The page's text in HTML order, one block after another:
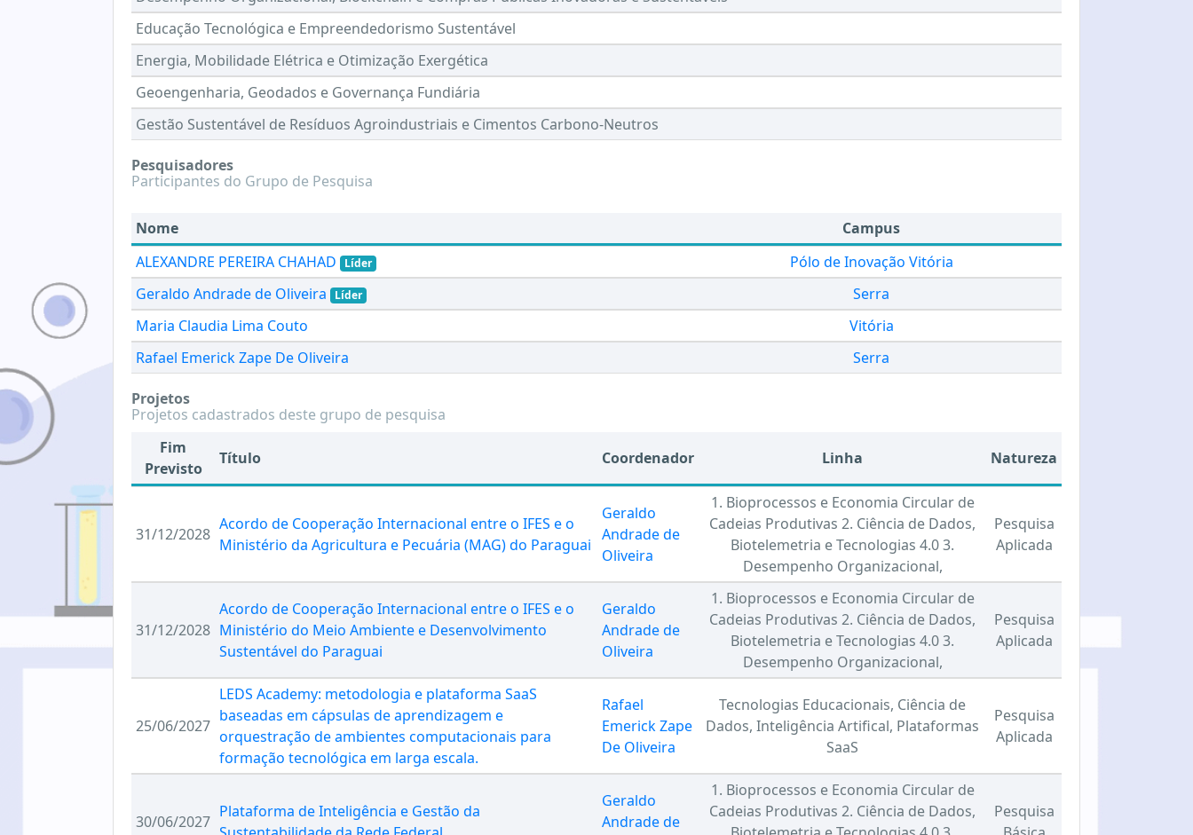
Educação Tecnológica e Empreendedorismo Sustentável
Energia, Mobilidade Elétrica e Otimização Exergética
Geoengenharia, Geodados e Governança Fundiária
Gestão Sustentável de Resíduos Agroindustriais e Cimentos Carbono-Neutros
Pesquisadores
Participantes do Grupo de Pesquisa
Nome
Campus
ALEXANDRE PEREIRA CHAHAD
Líder
Pólo de Inovação Vitória
Geraldo Andrade de Oliveira
Líder
Serra
Maria Claudia Lima Couto
Vitória
Rafael Emerick Zape De Oliveira
Serra
Projetos
Projetos cadastrados deste grupo de pesquisa
Fim
Previsto
Título Coordenador Linha Natureza
31/12/2028
Acordo de Cooperação Internacional entre o IFES e o
Ministério da Agricultura e Pecuária (MAG) do Paraguai
Geraldo
Andrade de
Oliveira
1. Bioprocessos e Economia Circular de
Cadeias Produtivas 2. Ciência de Dados,
Biotelemetria e Tecnologias 4.0 3.
Desempenho Organizacional,
Pesquisa
Aplicada
31/12/2028
Acordo de Cooperação Internacional entre o IFES e o
Ministério do Meio Ambiente e Desenvolvimento
Sustentável do Paraguai
Geraldo
Andrade de
Oliveira
1. Bioprocessos e Economia Circular de
Cadeias Produtivas 2. Ciência de Dados,
Biotelemetria e Tecnologias 4.0 3.
Desempenho Organizacional,
Pesquisa
Aplicada
25/06/2027
LEDS Academy: metodologia e plataforma SaaS
baseadas em cápsulas de aprendizagem e
orquestração de ambientes computacionais para
formação tecnológica em larga escala.
Rafael
Emerick Zape
De Oliveira
Tecnologias Educacionais, Ciência de
Dados, Inteligência Artifical, Plataformas
SaaS
Pesquisa
Aplicada
30/06/2027
Plataforma de Inteligência e Gestão da
Geraldo
Andrade de
1. Bioprocessos e Economia Circular de
Cadeias Produtivas 2. Ciência de Dados,
Pesquisa